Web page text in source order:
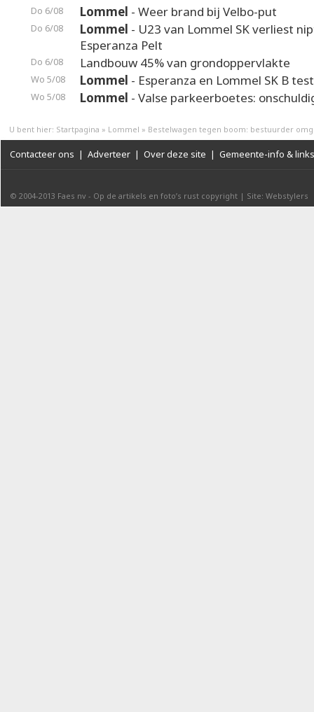
Do 6/08 Lommel - Weer brand bij Velbo-put
Do 6/08 Lommel - U23 van Lommel SK verliest
Esperanza Pelt
Do 6/08 Landbouw 45% van grondoppervlakte
Wo 5/08 Lommel - Esperanza en Lommel SK B
Wo 5/08 Lommel - Valse parkeerboetes:
U bent hier: Startpagina » Lommel » Bestelwagen tegen boom: bestuurder
Contacteer ons | Adverteer | Over deze site | Gemeente-info & links
© 2004-2013 Faes nv - Op de artikels en foto’s rust copyright | Site: Webstylers